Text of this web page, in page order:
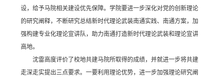
设，给予马院相关建设优先保障。学院要进一步深化对党的创新理论
的研究阐释，不断研究总结新时代理论武装南通实践、南通方案，加
强构建专业化理论宣讲队，助力南通打造新时代理论武装和理论宣讲
高地。
沈雷高度评价了校地共建马院所取得的成绩，并就进一步将共建
走深走实提出三点要求。一要利用理论优势，进一步加强理论研究阐